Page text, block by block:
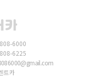
6000
6225
트카